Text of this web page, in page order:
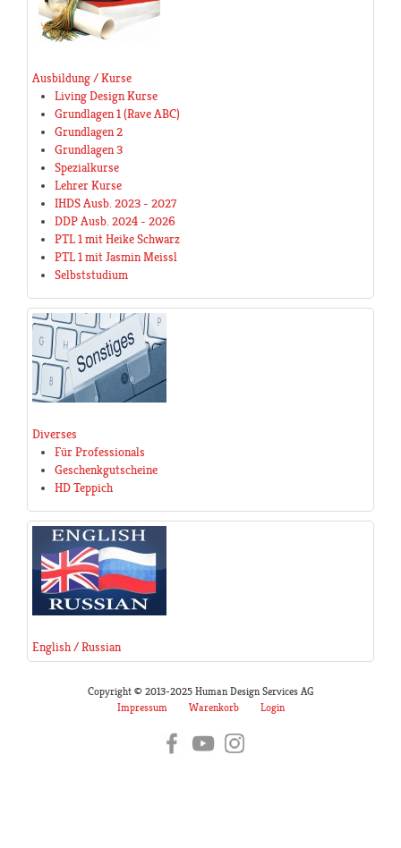
Ausbildung / Kurse
Living Design Kurse
Grundlagen 1 (Rave ABC)
Grundlagen 2
Grundlagen 3
Spezialkurse
Lehrer Kurse
IHDS Ausb. 2023 - 2027
DDP Ausb. 2024 - 2026
PTL 1 mit Heike Schwarz
PTL 1 mit Jasmin Meissl
Selbststudium
Diverses
Für Professionals
Geschenkgutscheine
HD Teppich
English / Russian
Copyright © 2013-2025 Human Design Services AG
Impressum
Warenkorb Login